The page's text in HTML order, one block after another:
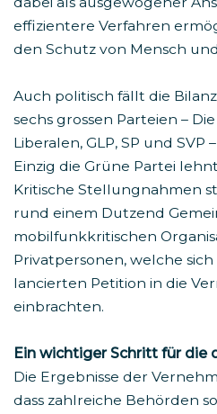
effizientere Verfahren
den Schutz von Mensch
Auch politisch fällt die
sechs grossen Parteien –
Liberalen, GLP, SP und SVP
Einzig die Grüne Partei
Kritische Stellungnahmen
rund einem Dutzend
mobilfunkkritischen
Privatpersonen, welche
lancierten Petition in die
einbrachten.
Ein wichtiger Schritt für die
Die Ergebnisse der
dass zahlreiche Behörden